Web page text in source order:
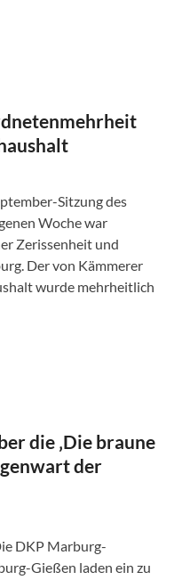
Sitzung des
Woche war
Zerissenheit und
Der von Kämmerer
wurde mehrheitlich
die ‚Die braune
der
DKP Marburg-
Gießen laden ein zu